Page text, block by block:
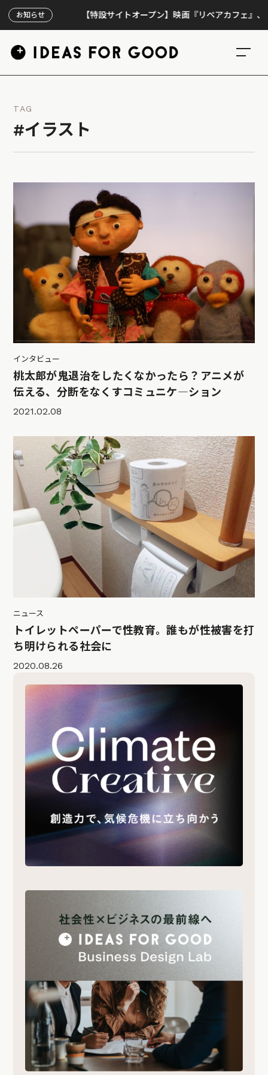
お知らせ 【特設サイトオープン】映画『リペアカフェ』、上映
TAG
#イラスト
インタビュー
桃太郎が鬼退治をしたくなかったら？アニメが
伝える、分断をなくすコミュニケ―ション
2021.02.08
ニュース
トイレットペーパーで性教育。誰もが性被害を打
ち明けられる社会に
2020.08.26